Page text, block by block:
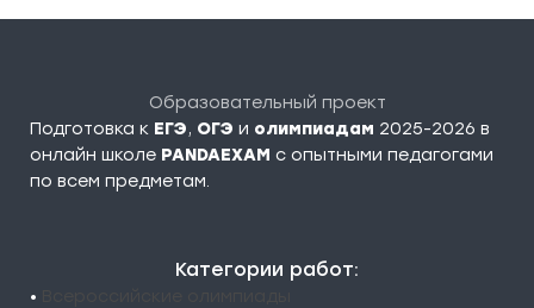
Образовательный проект
Подготовка к ЕГЭ, ОГЭ и олимпиадам 2025-2026 в
онлайн школе PANDAEXAM c опытными педагогами
по всем предметам.
Категории работ:
•